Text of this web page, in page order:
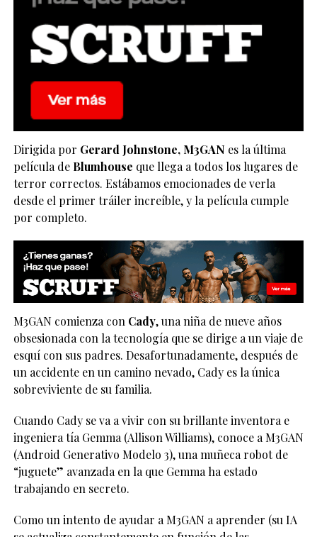
Dirigida por Gerard Johnstone, M3GAN es la última
película de Blumhouse que llega a todos los lugares de
terror correctos. Estábamos emocionades de verla
desde el primer tráiler increíble, y la película cumple
por completo.
M3GAN comienza con Cady, una niña de nueve años
obsesionada con la tecnología que se dirige a un viaje de
esquí con sus padres. Desafortunadamente, después de
un accidente en un camino nevado, Cady es la única
sobreviviente de su familia.
Cuando Cady se va a vivir con su brillante inventora e
ingeniera tía Gemma (Allison Williams), conoce a M3GAN
(Android Generativo Modelo 3), una muñeca robot de
“juguete” avanzada en la que Gemma ha estado
trabajando en secreto.
Como un intento de ayudar a M3GAN a aprender (su IA